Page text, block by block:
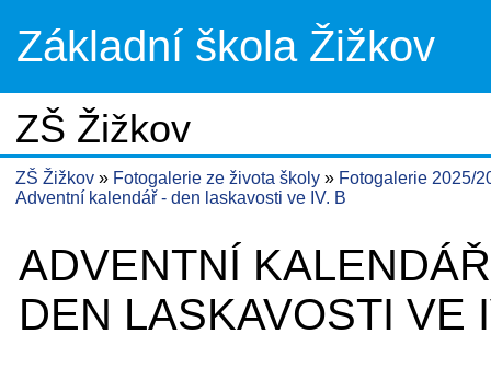
Základní škola Žižkov
ZŠ Žižkov
ZŠ Žižkov Fotogalerie ze života školy
Fotogalerie 2025/
Adventní kalendář - den laskavosti ve IV. B
ADVENTNÍ
DEN LASKAVOSTI VE